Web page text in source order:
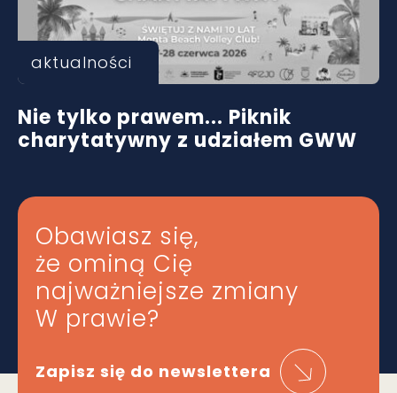
aktualności
Nie tylko prawem... Piknik
charytatywny z udziałem GWW
Obawiasz się,
że ominą Cię
najważniejsze zmiany
W prawie?
Zapisz się do newslettera